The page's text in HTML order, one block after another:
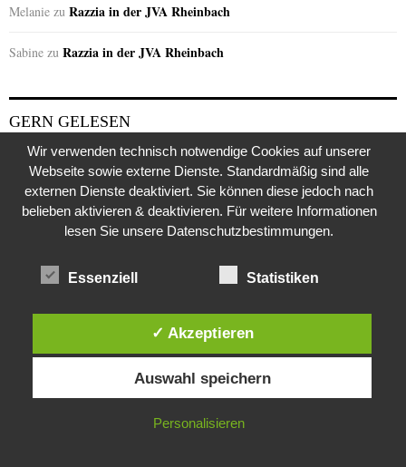
Melanie zu Razzia in der JVA Rheinbach
Sabine zu Razzia in der JVA Rheinbach
GERN GELESEN
Weitere Suche nach der Identität der Isdal-Frau –
Diese Website verwendet Cookies. Durch die weitere Nutzung dieser
Website stimmst du der Verwendung von Cookies zu.
IN ORDNUNG
Wir verwenden technisch notwendige Cookies auf unserer
Webseite sowie externe Dienste. Standardmäßig sind alle
externen Dienste deaktiviert. Sie können diese jedoch nach
belieben aktivieren & deaktivieren. Für weitere Informationen
lesen Sie unsere Datenschutzbestimmungen.
Essenziell Statistiken
✓ Akzeptieren
Auswahl speichern
Personalisieren